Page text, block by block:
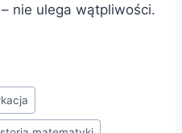
nie ulega wątpliwości.